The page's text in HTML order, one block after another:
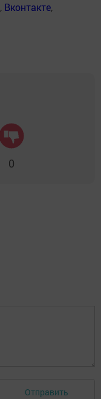
, Вконтакте,
0
Отправить